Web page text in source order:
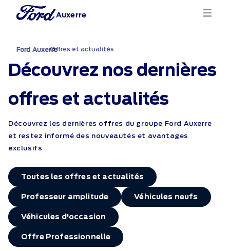
Auxerre
Ford Auxerre
›
Offres et actualités
Découvrez nos dernières
offres et actualités
Découvrez les dernières offres du groupe Ford Auxerre
et restez informé des nouveautés et avantages
exclusifs
Toutes les offres et actualités
Professeur amplitude Véhicules neufs
Véhicules d'occasion
Offre Professionnelle